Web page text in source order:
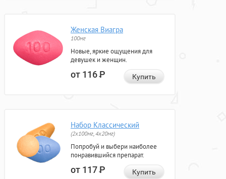
Женская Виагра
100мг
Новые, яркие ощущения для
девушек и женщин.
от 116Р Купить
Набор Классический
(2x100мг, 4x20мг)
Попробуй и выбери наиболее
понравившийся препарат.
от 117Р Купить